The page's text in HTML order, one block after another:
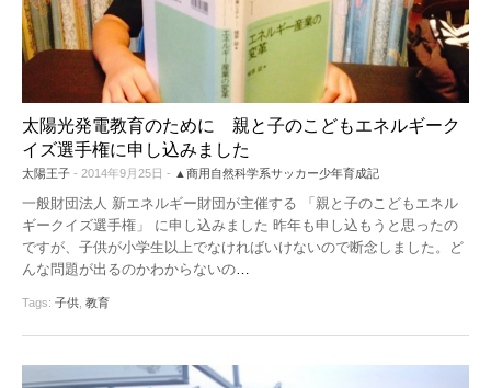
●施工会社
●パネル
●雑草対策
●保険
●架台
●メンテナンス
●土地探し
セミナー動画販売
太陽光発電ムラオフライン活動「しげる会」
●体験会
ソーラーシェアリングとは
業務委託
分譲紹介・販売
機器レンタル
FACEBOOKページ
FACEBOOKグループ
太陽光発電教育のために 親と子のこどもエネルギーク
イズ選手権に申し込みました
太陽王子 - 2014年9月25日 - ▲商用自然科学系サッカー少年育成記
一般財団法人 新エネルギー財団が主催する 「親と子のこどもエネル
ギークイズ選手権」 に申し込みました 昨年も申し込もうと思ったの
ですが、子供が小学生以上でなければいけないので断念しました。ど
んな問題が出るのかわからないの
Tags: 子供 教育